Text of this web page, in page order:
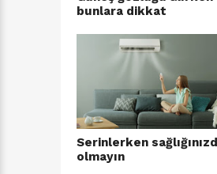
bunlara dikkat
Serinlerken
olmayın